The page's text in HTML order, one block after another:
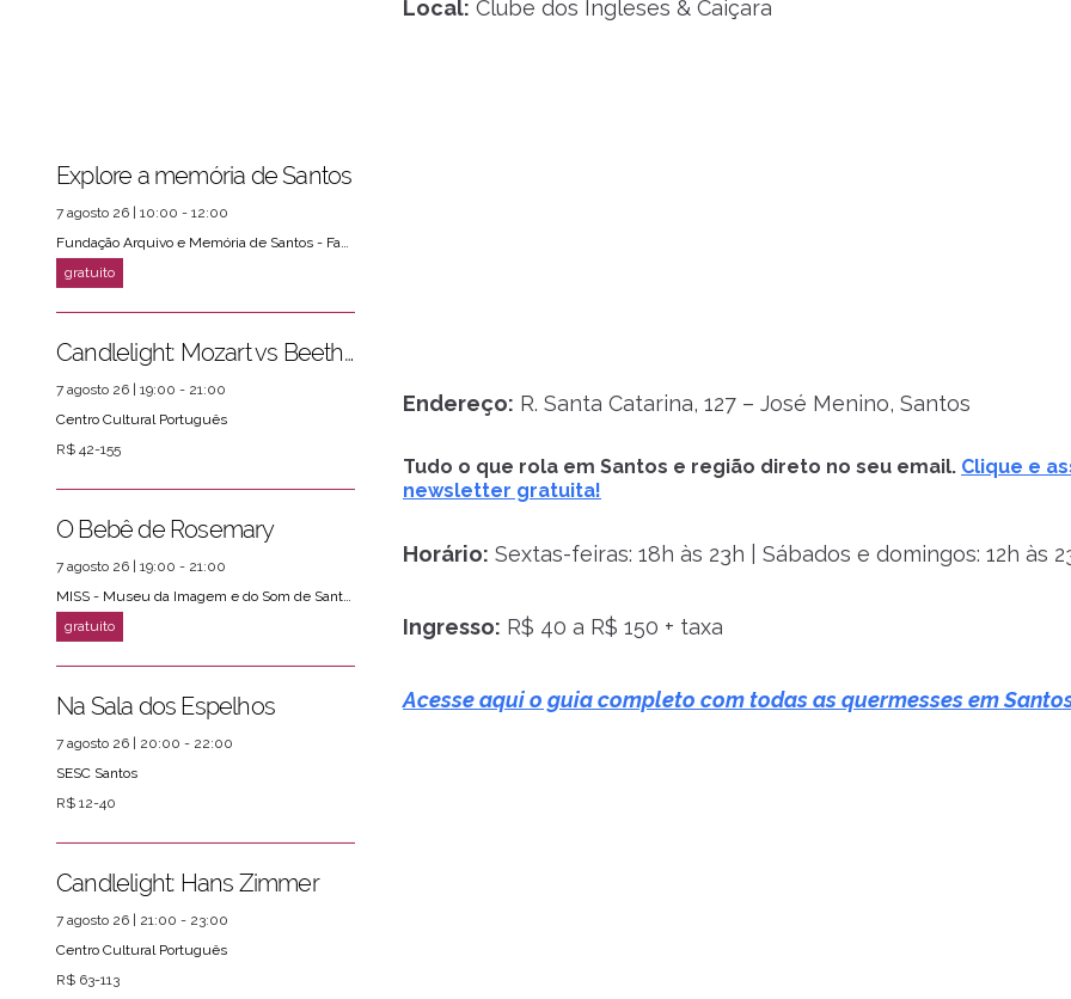
Local: Clube dos Ingleses & Caiçara
Endereço: R. Santa Catarina, 127 – José Menino, Santos
Tudo o que rola em Santos e região direto no seu email. Clique e
newsletter gratuita!
Horário: Sextas-feiras: 18h às 23h | Sábados e domingos: 12h às
Ingresso: R$ 40 a R$ 150 + taxa
Acesse aqui o guia completo com todas as quermesses em
Explore a memória de Santos
7 agosto 26 | 10:00 - 12:00
Fundação Arquivo e Memória de Santos - Fams
Candlelight: Mozart vs Beethoven
7 agosto 26 | 19:00 - 21:00
Centro Cultural Português
R$ 42-155
O Bebê de Rosemary
7 agosto 26 | 19:00 - 21:00
MISS - Museu da Imagem e do Som de Santos
Na Sala dos Espelhos
7 agosto 26 | 20:00 - 22:00
SESC Santos
R$ 12-40
Candlelight: Hans Zimmer
7 agosto 26 | 21:00 - 23:00
Centro Cultural Português
R$ 63-113